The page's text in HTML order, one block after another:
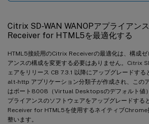
Citrix SD-WAN WANOPアプライアン
Receiver for HTML5を最適化する
HTML5接続用のCitrix Receiverの最適化は、構成ゼ
アンスの構成を変更する必要はありません。Citrix
ェアをリリース CB 7.3.1 以降にアップグレードする
alt-http アプリケーション分類子が作成され、この
はポート8008（Virtual Desktopsのデフォルト値
プライアンスのソフトウェアをアップグレードする
Receiver for HTML5を使用するネイティブChrome
整います。